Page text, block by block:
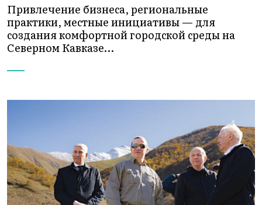
Привлечение бизнеса, региональные
практики, местные инициативы — для
создания комфортной городской среды на
Северном Кавказе…